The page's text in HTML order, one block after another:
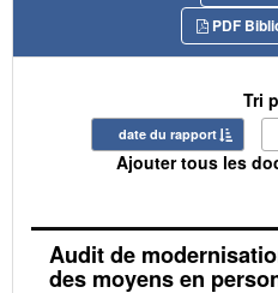
PDF
Tri
date du rapport
Ajouter tous les
Audit de
des moyens en